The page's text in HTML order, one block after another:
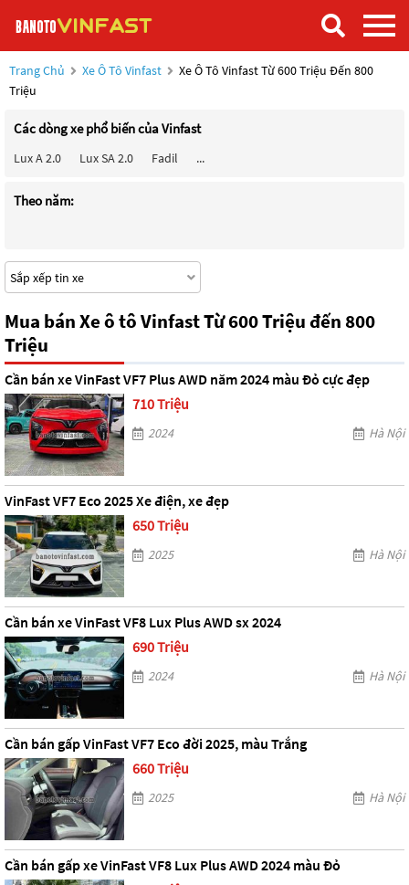
Trang Chủ Xe Ô Tô Vinfast
Xe Ô Tô Vinfast Từ 600 Triệu Đến 800
Triệu
Các dòng xe phổ biến của Vinfast
Lux A 2.0 Lux SA 2.0 Fadil ...
Theo năm:
Mua bán Xe ô tô Vinfast Từ 600 Triệu đến 800
Triệu
Cần bán xe VinFast VF7 Plus AWD năm 2024 màu Đỏ cực đẹp
710 Triệu
2024 Hà Nội
VinFast VF7 Eco 2025 Xe điện, xe đẹp
650 Triệu
2025 Hà Nội
Cần bán xe VinFast VF8 Lux Plus AWD sx 2024
690 Triệu
2024 Hà Nội
Cần bán gấp VinFast VF7 Eco đời 2025, màu Trắng
660 Triệu
2025 Hà Nội
Cần bán gấp xe VinFast VF8 Lux Plus AWD 2024 màu Đỏ